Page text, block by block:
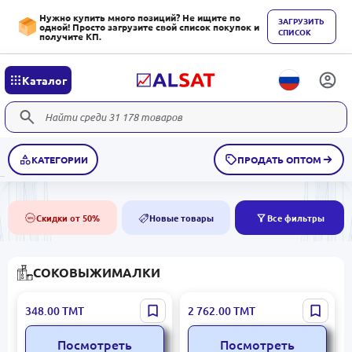
Нужно купить много позиций? Не ищите по
одной! Просто загрузите свой список покупок и
получите КП.
ЗАГРУЗИТЬ
СПИСОК
Каталог
КАТЕГОРИИ ПРОДАТЬ ОПТОМ
50% Скидки от 50% NEW Новые товары Все фильтры
СОКОВЫЖИМАЛКИ
RAF R.2852 |
Соковыжималка 1000Вт
0,4л
348.00ТМТ
Посмотреть
ZL ZL-2205 |
Соковыжималка для
профессионального
использования
2 762.00ТМТ
Посмотреть